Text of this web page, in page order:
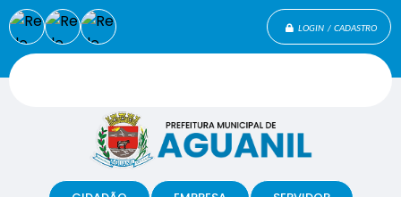
LOGIN / CADASTRO